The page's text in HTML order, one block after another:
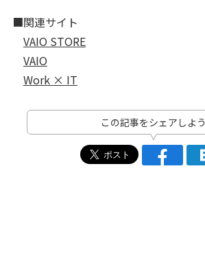
■関連サイト
VAIO STORE
VAIO
Work × IT
この記事をシェアしよう